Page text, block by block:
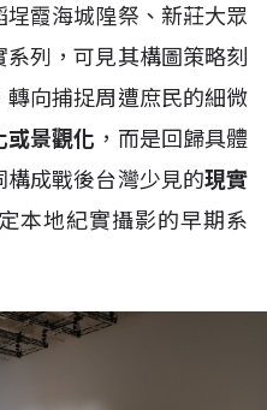
霞海城隍祭、新莊大眾
列，可見其構圖策略刻
向捕捉周遭庶民的細微
或景觀化 ，而是回歸具體
成戰後台灣少見的現實
本地紀實攝影的早期系